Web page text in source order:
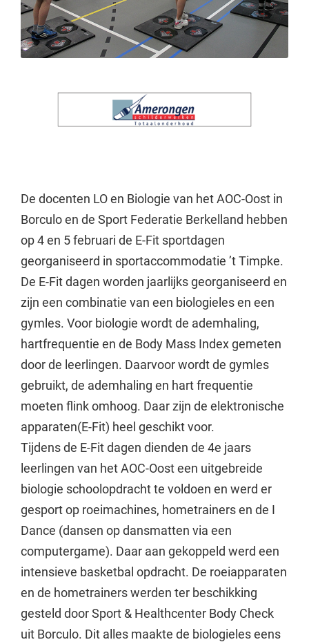
De docenten LO en Biologie van het AOC-Oost in
Borculo en de Sport Federatie Berkelland hebben
op 4 en 5 februari de E-Fit sportdagen
georganiseerd in sportaccommodatie ’t Timpke.
De E-Fit dagen worden jaarlijks georganiseerd en
zijn een combinatie van een biologieles en een
gymles. Voor biologie wordt de ademhaling,
hartfrequentie en de Body Mass Index gemeten
door de leerlingen. Daarvoor wordt de gymles
gebruikt, de ademhaling en hart frequentie
moeten flink omhoog. Daar zijn de elektronische
apparaten(E-Fit) heel geschikt voor.
Tijdens de E-Fit dagen dienden de 4e jaars
leerlingen van het AOC-Oost een uitgebreide
biologie schoolopdracht te voldoen en werd er
gesport op roeimachines, hometrainers en de I
Dance (dansen op dansmatten via een
computergame). Daar aan gekoppeld werd een
intensieve basketbal opdracht. De roeiapparaten
en de hometrainers werden ter beschikking
gesteld door Sport & Healthcenter Body Check
uit Borculo. Dit alles maakte de biologieles eens